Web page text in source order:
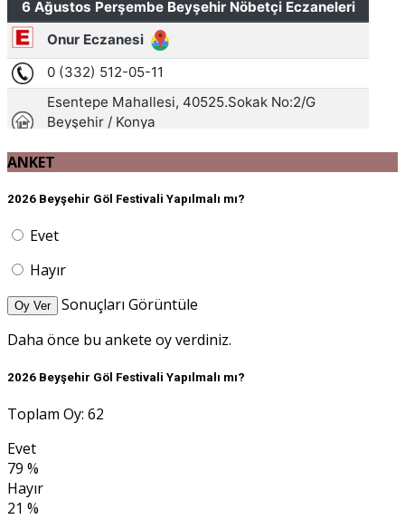
ANKET
2026 Beyşehir Göl Festivali Yapılmalı mı?
Evet
Hayır
Oy Ver
Sonuçları Görüntüle
Daha önce bu ankete oy verdiniz.
2026 Beyşehir Göl Festivali Yapılmalı mı?
Toplam Oy: 62
Evet
79 %
Hayır
21 %